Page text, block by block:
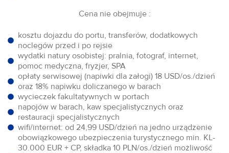
Cena nie obejmuje :
kosztu dojazdu do portu, transferów, dodatkowych
noclegów przed i po rejsie
wydatki natury osobistej: pralnia, fotograf, internet,
pomoc medyczna, fryzjer, SPA
opłaty serwisowej (napiwki dla załogi) 18 USD/os./dzień
oraz 18% napiwku doliczanego w barach
wycieczek fakultatywnych w portach
napojów w barach, kaw specjalistycznych oraz
restauracji specjalistycznych
wifi/internet: od 24,99 USD/dzień na jedno urządzenie
obowiązkowego ubezpieczenia turystycznego min. KL-
30.000 EUR + CP, składka 10 PLN/os./dzień możliwość